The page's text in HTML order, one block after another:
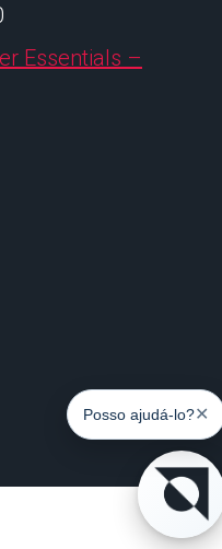
Essentials –
Posso ajudá-lo?✕